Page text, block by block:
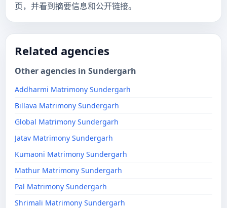
页，并看到摘要信息和公开链接。
Related agencies
Other agencies in Sundergarh
Addharmi Matrimony Sundergarh
Billava Matrimony Sundergarh
Global Matrimony Sundergarh
Jatav Matrimony Sundergarh
Kumaoni Matrimony Sundergarh
Mathur Matrimony Sundergarh
Pal Matrimony Sundergarh
Shrimali Matrimony Sundergarh